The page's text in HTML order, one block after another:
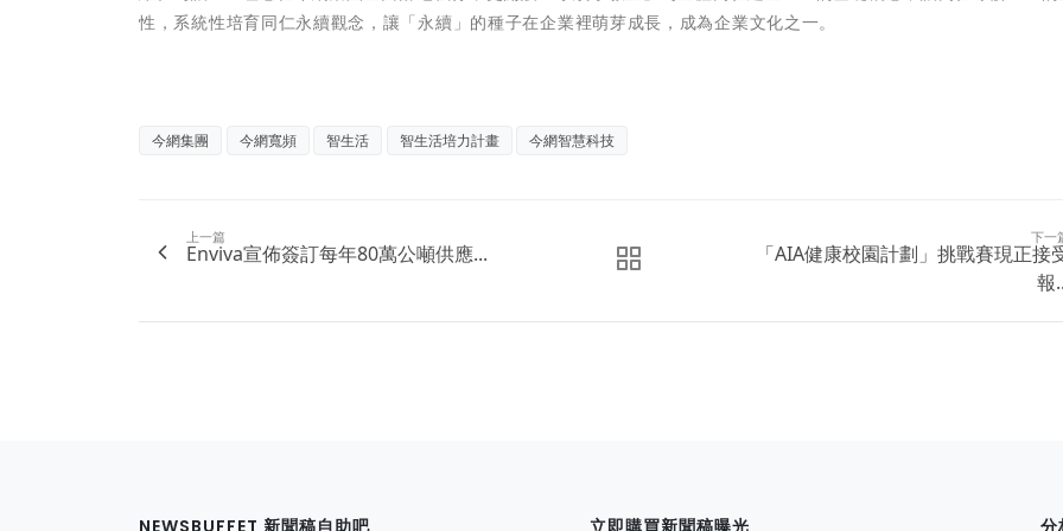
性，系統性培育同仁永續觀念，讓「永續」的種子在企業裡萌芽成長，成為企業文化之一。
今網集團 今網寬頻 智生活 智生活培力計畫 今網智慧科技
上一篇
Enviva宣佈簽訂每年80萬公噸供應...
下一
「AIA健康校園計劃」挑戰賽現正接
報